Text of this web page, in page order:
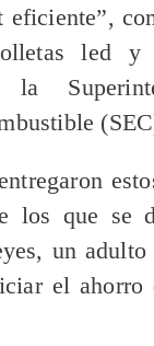
eficiente”,
led y
los que se
un
el ahorro